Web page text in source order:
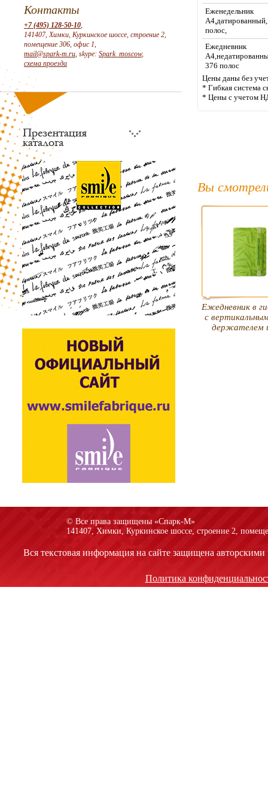
Контакты
+7 (495) 128-50-10,
141407, Химки, Куркинское шоссе, строение 2,
помещение 306, офис 1,
mail@spark-m.ru, skype: Spark_moscow,
схема проезда
Еженедельник
полос,
Ежедневник
376 полос
Цены даны без
* Гибкая система
* Цены с учетом
Вы
Ежедневник в
с
держателем
© Все права защищены «Спарк-M»
141407, Химки, Куркинское шоссе, строение 2,
Вся текстовая информация на сайте защищена
Политика